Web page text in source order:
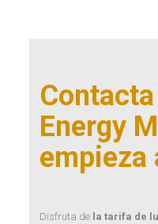
Energy
empieza
Disfruta dela tarifa de